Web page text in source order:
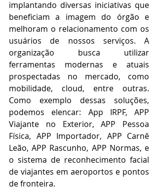
implantando diversas iniciativas que
beneficiam a imagem do órgão e
melhoram o relacionamento com os
usuários de nossos serviços. A
organização busca utilizar
ferramentas modernas e atuais
prospectadas no mercado, como
mobilidade, cloud, entre outras.
Como exemplo dessas soluções,
podemos elencar: App IRPF, APP
Viajante no Exterior, APP Pessoa
Física, APP Importador, APP Carnê
Leão, APP Rascunho, APP Normas, e
o sistema de reconhecimento facial
de viajantes em aeroportos e pontos
de fronteira.